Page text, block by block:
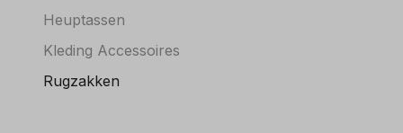
Heuptassen
Kleding Accessoires
Rugzakken